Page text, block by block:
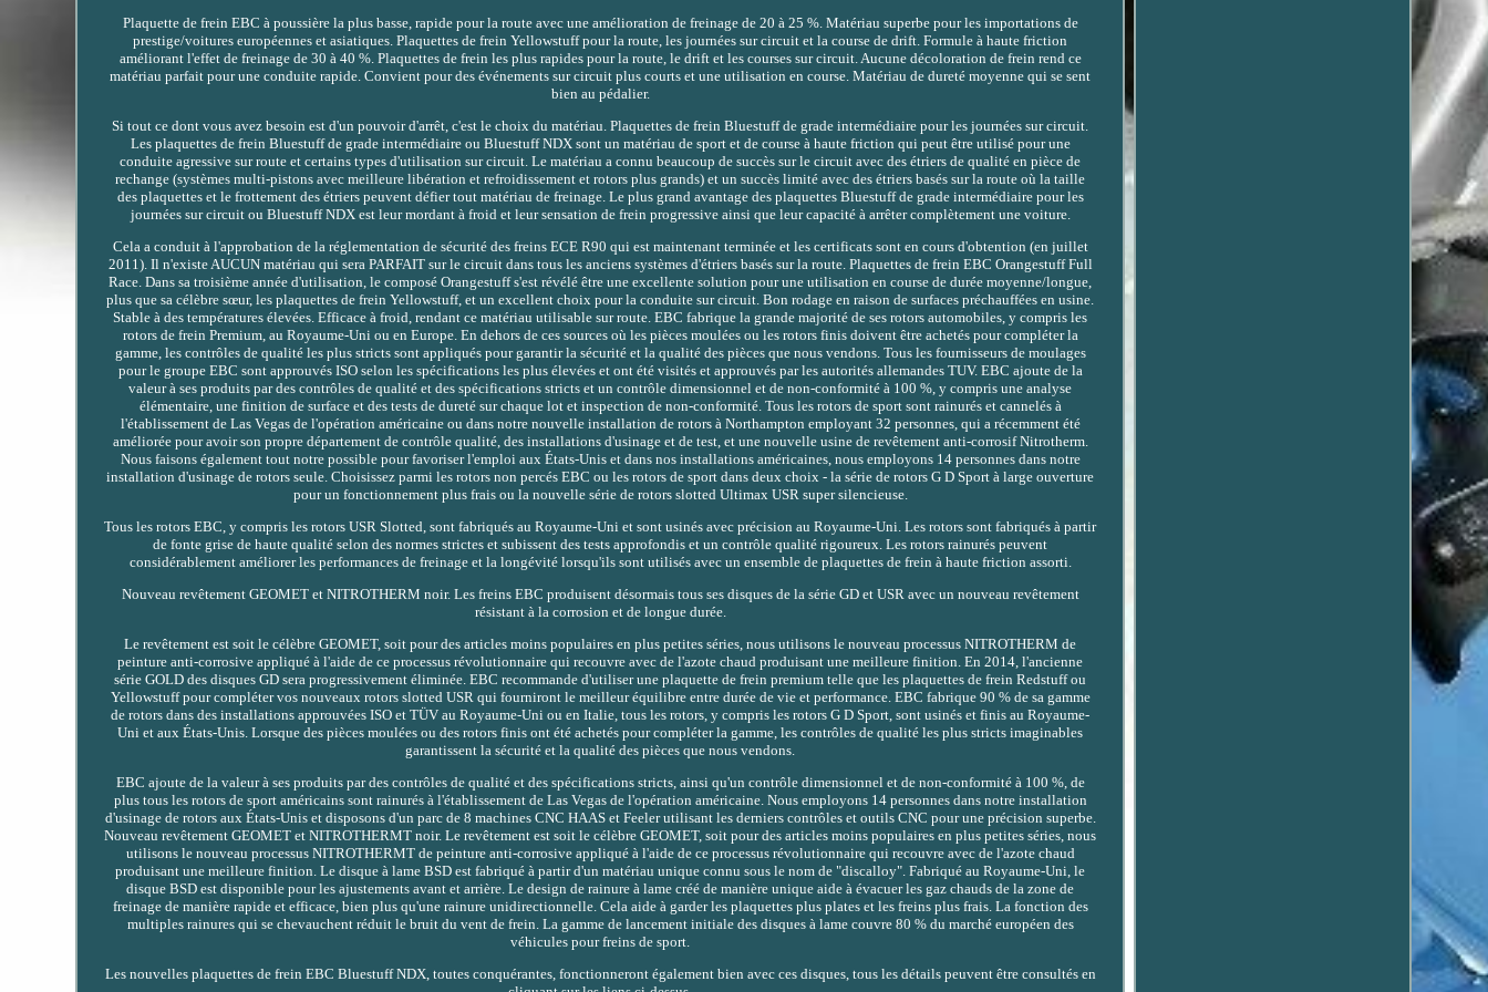
Plaquette de frein EBC à poussière la plus basse, rapide pour la route avec une amélioration de freinage de 20 à 25 %. Matériau superbe pour les importations de
prestige/voitures européennes et asiatiques. Plaquettes de frein Yellowstuff pour la route, les journées sur circuit et la course de drift. Formule à haute friction
améliorant l'effet de freinage de 30 à 40 %. Plaquettes de frein les plus rapides pour la route, le drift et les courses sur circuit. Aucune décoloration de frein rend ce
matériau parfait pour une conduite rapide. Convient pour des événements sur circuit plus courts et une utilisation en course. Matériau de dureté moyenne qui se sent
bien au pédalier.
Si tout ce dont vous avez besoin est d'un pouvoir d'arrêt, c'est le choix du matériau. Plaquettes de frein Bluestuff de grade intermédiaire pour les journées sur circuit.
Les plaquettes de frein Bluestuff de grade intermédiaire ou Bluestuff NDX sont un matériau de sport et de course à haute friction qui peut être utilisé pour une
conduite agressive sur route et certains types d'utilisation sur circuit. Le matériau a connu beaucoup de succès sur le circuit avec des étriers de qualité en pièce de
rechange (systèmes multi-pistons avec meilleure libération et refroidissement et rotors plus grands) et un succès limité avec des étriers basés sur la route où la taille
des plaquettes et le frottement des étriers peuvent défier tout matériau de freinage. Le plus grand avantage des plaquettes Bluestuff de grade intermédiaire pour les
journées sur circuit ou Bluestuff NDX est leur mordant à froid et leur sensation de frein progressive ainsi que leur capacité à arrêter complètement une voiture.
Cela a conduit à l'approbation de la réglementation de sécurité des freins ECE R90 qui est maintenant terminée et les certificats sont en cours d'obtention (en juillet
2011). Il n'existe AUCUN matériau qui sera PARFAIT sur le circuit dans tous les anciens systèmes d'étriers basés sur la route. Plaquettes de frein EBC Orangestuff Full
Race. Dans sa troisième année d'utilisation, le composé Orangestuff s'est révélé être une excellente solution pour une utilisation en course de durée moyenne/longue,
plus que sa célèbre sœur, les plaquettes de frein Yellowstuff, et un excellent choix pour la conduite sur circuit. Bon rodage en raison de surfaces préchauffées en usine.
Stable à des températures élevées. Efficace à froid, rendant ce matériau utilisable sur route. EBC fabrique la grande majorité de ses rotors automobiles, y compris les
rotors de frein Premium, au Royaume-Uni ou en Europe. En dehors de ces sources où les pièces moulées ou les rotors finis doivent être achetés pour compléter la
gamme, les contrôles de qualité les plus stricts sont appliqués pour garantir la sécurité et la qualité des pièces que nous vendons. Tous les fournisseurs de moulages
pour le groupe EBC sont approuvés ISO selon les spécifications les plus élevées et ont été visités et approuvés par les autorités allemandes TUV. EBC ajoute de la
valeur à ses produits par des contrôles de qualité et des spécifications stricts et un contrôle dimensionnel et de non-conformité à 100 %, y compris une analyse
élémentaire, une finition de surface et des tests de dureté sur chaque lot et inspection de non-conformité. Tous les rotors de sport sont rainurés et cannelés à
l'établissement de Las Vegas de l'opération américaine ou dans notre nouvelle installation de rotors à Northampton employant 32 personnes, qui a récemment été
améliorée pour avoir son propre département de contrôle qualité, des installations d'usinage et de test, et une nouvelle usine de revêtement anti-corrosif Nitrotherm.
Nous faisons également tout notre possible pour favoriser l'emploi aux États-Unis et dans nos installations américaines, nous employons 14 personnes dans notre
installation d'usinage de rotors seule. Choisissez parmi les rotors non percés EBC ou les rotors de sport dans deux choix - la série de rotors G D Sport à large ouverture
pour un fonctionnement plus frais ou la nouvelle série de rotors slotted Ultimax USR super silencieuse.
Tous les rotors EBC, y compris les rotors USR Slotted, sont fabriqués au Royaume-Uni et sont usinés avec précision au Royaume-Uni. Les rotors sont fabriqués à partir
de fonte grise de haute qualité selon des normes strictes et subissent des tests approfondis et un contrôle qualité rigoureux. Les rotors rainurés peuvent
considérablement améliorer les performances de freinage et la longévité lorsqu'ils sont utilisés avec un ensemble de plaquettes de frein à haute friction assorti.
Nouveau revêtement GEOMET et NITROTHERM noir. Les freins EBC produisent désormais tous ses disques de la série GD et USR avec un nouveau revêtement
résistant à la corrosion et de longue durée.
Le revêtement est soit le célèbre GEOMET, soit pour des articles moins populaires en plus petites séries, nous utilisons le nouveau processus NITROTHERM de
peinture anti-corrosive appliqué à l'aide de ce processus révolutionnaire qui recouvre avec de l'azote chaud produisant une meilleure finition. En 2014, l'ancienne
série GOLD des disques GD sera progressivement éliminée. EBC recommande d'utiliser une plaquette de frein premium telle que les plaquettes de frein Redstuff ou
Yellowstuff pour compléter vos nouveaux rotors slotted USR qui fourniront le meilleur équilibre entre durée de vie et performance. EBC fabrique 90 % de sa gamme
de rotors dans des installations approuvées ISO et TÜV au Royaume-Uni ou en Italie, tous les rotors, y compris les rotors G D Sport, sont usinés et finis au Royaume-
Uni et aux États-Unis. Lorsque des pièces moulées ou des rotors finis ont été achetés pour compléter la gamme, les contrôles de qualité les plus stricts imaginables
garantissent la sécurité et la qualité des pièces que nous vendons.
EBC ajoute de la valeur à ses produits par des contrôles de qualité et des spécifications stricts, ainsi qu'un contrôle dimensionnel et de non-conformité à 100 %, de
plus tous les rotors de sport américains sont rainurés à l'établissement de Las Vegas de l'opération américaine. Nous employons 14 personnes dans notre installation
d'usinage de rotors aux États-Unis et disposons d'un parc de 8 machines CNC HAAS et Feeler utilisant les derniers contrôles et outils CNC pour une précision superbe.
Nouveau revêtement GEOMET et NITROTHERMT noir. Le revêtement est soit le célèbre GEOMET, soit pour des articles moins populaires en plus petites séries, nous
utilisons le nouveau processus NITROTHERMT de peinture anti-corrosive appliqué à l'aide de ce processus révolutionnaire qui recouvre avec de l'azote chaud
produisant une meilleure finition. Le disque à lame BSD est fabriqué à partir d'un matériau unique connu sous le nom de "discalloy". Fabriqué au Royaume-Uni, le
disque BSD est disponible pour les ajustements avant et arrière. Le design de rainure à lame créé de manière unique aide à évacuer les gaz chauds de la zone de
freinage de manière rapide et efficace, bien plus qu'une rainure unidirectionnelle. Cela aide à garder les plaquettes plus plates et les freins plus frais. La fonction des
multiples rainures qui se chevauchent réduit le bruit du vent de frein. La gamme de lancement initiale des disques à lame couvre 80 % du marché européen des
véhicules pour freins de sport.
Les nouvelles plaquettes de frein EBC Bluestuff NDX, toutes conquérantes, fonctionneront également bien avec ces disques, tous les détails peuvent être consultés en